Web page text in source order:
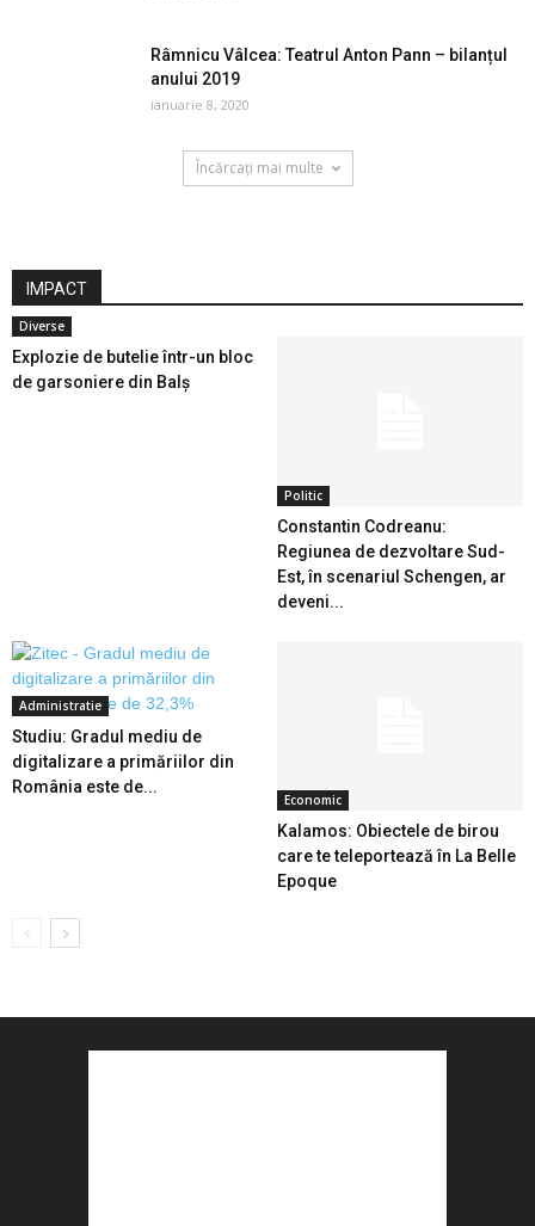
Râmnicu Vâlcea: Teatrul Anton Pann – bilanțul
anului 2019
ianuarie 8, 2020
Încărcați mai multe
IMPACT
Diverse
Explozie de butelie într-un bloc
de garsoniere din Balș
Politic
Constantin Codreanu:
Regiunea de dezvoltare Sud-
Est, în scenariul Schengen, ar
deveni...
Administratie
Studiu: Gradul mediu de
digitalizare a primăriilor din
România este de...
Economic
Kalamos: Obiectele de birou
care te teleportează în La Belle
Epoque